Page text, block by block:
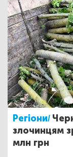
Регіони/
злочинцям
млн грн